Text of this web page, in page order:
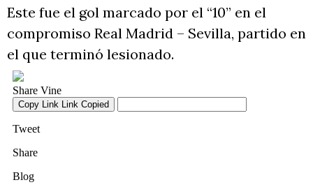
Este fue el gol marcado por el “10” en el
compromiso Real Madrid – Sevilla, partido en
el que terminó lesionado.